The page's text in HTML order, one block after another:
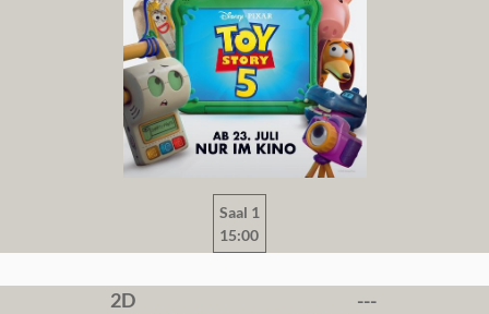
Saal 1
15:00
2D ---